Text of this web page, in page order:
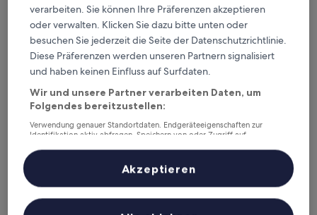
Planänderungen
Verdiene Prämien für jede
wahrgenommene Übernachtung
Mehr sparen mit Preisen für Mitglieder
Überprüfe die Preise für diese Daten
verarbeiten. Sie können Ihre Präferenzen akzeptieren
oder verwalten. Klicken Sie dazu bitte unten oder
besuchen Sie jederzeit die Seite der Datenschutzrichtlinie.
Diese Präferenzen werden unseren Partnern signalisiert
und haben keinen Einfluss auf Surfdaten.
Wir und unsere Partner verarbeiten Daten, um
Folgendes bereitzustellen:
Verwendung genauer Standortdaten. Endgeräteeigenschaften zur
Identifikation aktiv abfragen. Speichern von oder Zugriff auf
Inhalte, Messung von Werbeleistung und der Performance von Inhalten,
Zielgruppenforschung sowie Entwicklung und Verbesserung von
Liste der Partner (Lieferanten)
Akzeptieren